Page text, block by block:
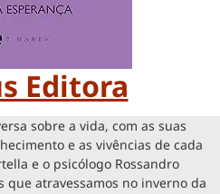
Editora
sobre a vida, com as suas
e as vivências de cada
e o psicólogo Rossandro
que atravessamos no inverno da